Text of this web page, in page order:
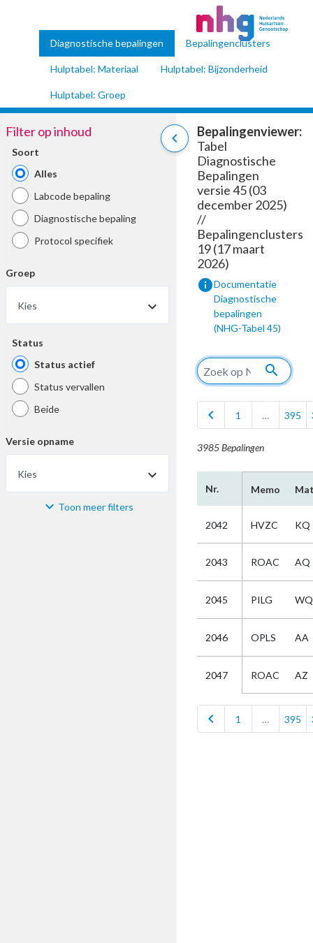
Diagnostische bepalingen Bepalingenclusters
Hulptabel: Materiaal Hulptabel: Bijzonderheid
Hulptabel: Groep
chevron_left
Filter op inhoud
Soort
Alles
Labcode bepaling
Diagnostische bepaling
Protocol specifiek
Groep
Kies
Status
Status actief
Status vervallen
Beide
Versie opname
Kies
Materiaal Toon meer filters
Bepalingenviewer:
Tabel
Diagnostische
Bepalingen
versie 45 (03
december 2025)
//
Bepalingenclusters
19 (17 maart
2026)
infoDocumentatie
Diagnostische
bepalingen
(NHG-Tabel 45)
search
chevron_left 1 … 395
3985 Bepalingen
Nr. Memo
2042 HVZC KQ
2043 ROAC AQ
2045 PILG WQ
2046 OPLS AA
2047 ROAC AZ
chevron_left 1 … 395